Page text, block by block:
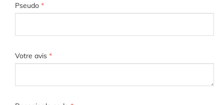
Pseudo *
Votre avis *